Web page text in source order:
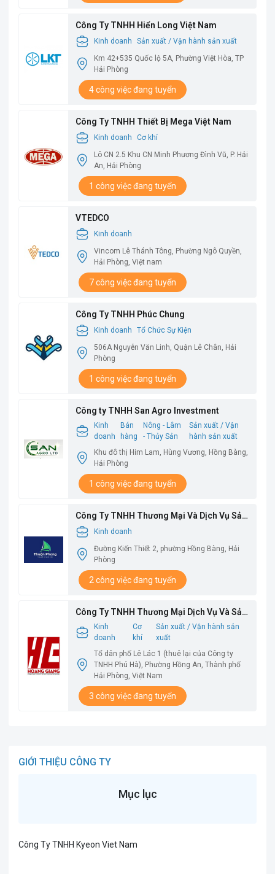
Công Ty TNHH Hiển Long Việt Nam
Kinh doanh
Sản xuất / Vận hành sản xuất
Km 42+535 Quốc lộ 5A, Phường Việt Hòa, TP
Hải Phòng
4 công việc đang tuyển
Công Ty TNHH Thiết Bị Mega Việt Nam
Kinh doanh
Cơ khí
Lô CN 2.5 Khu CN Minh Phương Đình Vũ, P. Hải
An, Hải Phòng
1 công việc đang tuyển
VTEDCO
Kinh doanh
Vincom Lê Thánh Tông, Phường Ngô Quyền,
Hải Phòng, Việt nam
7 công việc đang tuyển
Công Ty TNHH Phúc Chung
Kinh doanh
Tổ Chức Sự Kiện
506A Nguyễn Văn Linh, Quận Lê Chân, Hải
Phòng
1 công việc đang tuyển
Công ty TNHH San Agro Investment
Kinh
doanh
Bán
hàng
Nông - Lâm
- Thủy Sản
Sản xuất / Vận
hành sản xuất
Khu đô thị Him Lam, Hùng Vương, Hồng Bàng,
Hải Phòng
1 công việc đang tuyển
Công Ty TNHH Thương Mại Và Dịch Vụ Sản
Xuất Thuận Phong
Kinh doanh
Đường Kiến Thiết 2, phường Hồng Bàng, Hải
Phòng
2 công việc đang tuyển
Công Ty TNHH Thương Mại Dịch Vụ Và Sản
Xuất Hoàng Giang
Kinh
doanh
Cơ
khí
Sản xuất / Vận hành sản
xuất
Tổ dân phố Lê Lác 1 (thuê lại của Công ty
TNHH Phú Hà), Phường Hồng An, Thành phố
Hải Phòng, Việt Nam
3 công việc đang tuyển
GIỚI THIỆU CÔNG TY
Mục lục
Công Ty TNHH Kyeon Viet Nam